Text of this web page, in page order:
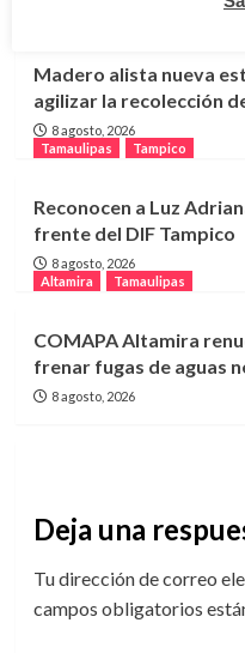
Madero alista nueva
agilizar la recolección
8 agosto, 2026
Tamaulipas
Tampico
Reconocen a Luz
frente del DIF Tampico
8 agosto, 2026
Altamira
Tamaulipas
COMAPA Altamira
frenar fugas de aguas
8 agosto, 2026
Deja una
Tu dirección de correo
campos obligatorios